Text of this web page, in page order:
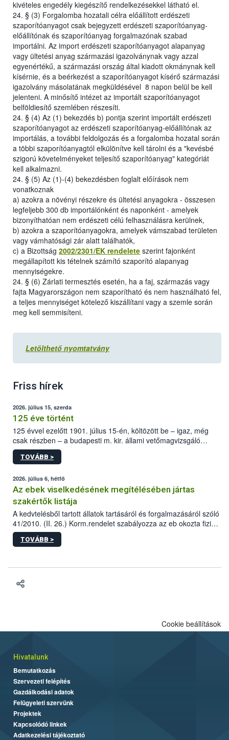
kivételes engedély kiegészítő rendelkezésekkel látható el.
24. § (3) Forgalomba hozatali célra előállított erdészeti
szaporítóanyagot csak bejegyzett erdészeti szaporítóanyag-
előállítónak és szaporítóanyag forgalmazónak szabad
importálni. Az import erdészeti szaporítóanyagot alapanyag
vagy ültetési anyag származási igazolványnak vagy azzal
egyenértékű, a származási ország által kiadott okmánynak kell
kísérnie, és a beérkezést a szaporítóanyagot kísérő származási
igazolvány másolatának megküldésével 8 napon belül be kell
jelenteni. A minősítő intézet az importált szaporítóanyagot
belföldiesítő szemlében részesíti.
24. § (4) Az (1) bekezdés b) pontja szerint importált erdészeti
szaporítóanyagot az erdészeti szaporítóanyag-előállítónak az
importálás, a további feldolgozás és a forgalomba hozatal során
a többi szaporítóanyagtól elkülönítve kell tárolni és a "kevésbé
szigorú követelményeket teljesítő szaporítóanyag" kategóriát
kell alkalmazni.
24. § (5) Az (1)-(4) bekezdésben foglalt előírások nem
vonatkoznak
a) azokra a növényi részekre és ültetési anyagokra - összesen
legfeljebb 300 db importálónként és naponként - amelyek
bizonyíthatóan nem erdészeti célú felhasználásra kerülnek,
b) azokra a szaporítóanyagokra, amelyek vámszabad területen
vagy vámhatósági zár alatt találhatók,
c) a Bizottság 2002/2301/EK rendelete szerint fajonként
megállapított kis tételnek számító szaporító alapanyag
mennyiségekre.
24. § (6) Zárlati termesztés esetén, ha a faj, származás vagy
fajta Magyarországon nem szaporítható és nem használható fel,
a teljes mennyiséget kötelező kiszállítani vagy a szemle során
meg kell semmisíteni.
Letölthető nyomtatvány
Friss hírek
2026. július 15, szerda
125 éve történt
125 évvel ezelőtt 1901. július 15-én, költözött be – igaz, még
csak részben – a budapesti m. kir. állami vetőmagvizsgáló
állomás a Kis Rókus utca 15. szám alatti, Czigler Győző által
tervezett új épületébe.
TOVÁBB >
2026. július 6, hétfő
Az ebek viselkedésének megítélésében jártas
szakértők listája
A kedvtelésből tartott állatok tartásáról és forgalmazásáról szóló
41/2010. (II. 26.) Korm.rendelet szabályozza az eb okozta fizikai
sérülés, illetve ennek veszélye keletkezésekor felmerülő
hatósági feladatokat, valamint a veszélyes eb tartását és annak
TOVÁBB >
Cookie beállítások
Hivatalunk
Bemutatkozás
Szervezeti felépítés
Gazdálkodási adatok
Felügyeleti szervünk
Projektek
Kapcsolódó linkek
Adatkezelési tájékoztató